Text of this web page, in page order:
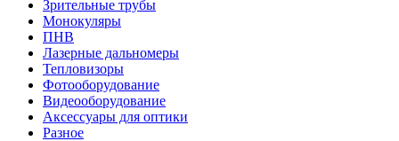
Зрительные трубы
Монокуляры
ПНВ
Лазерные дальномеры
Тепловизоры
Фотооборудование
Видеооборудование
Аксессуары для оптики
Разное